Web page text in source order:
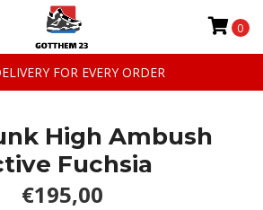
FOR EVERY ORDER
0
High Ambush
Fuchsia
€195,00